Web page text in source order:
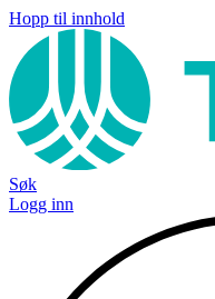
Hopp til innhold
Søk
Logg inn